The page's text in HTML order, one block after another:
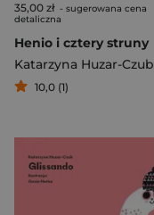
35,00 zł - sugerowana cena
detaliczna
Henio i cztery struny
Katarzyna Huzar-Czub
10,0 (1)